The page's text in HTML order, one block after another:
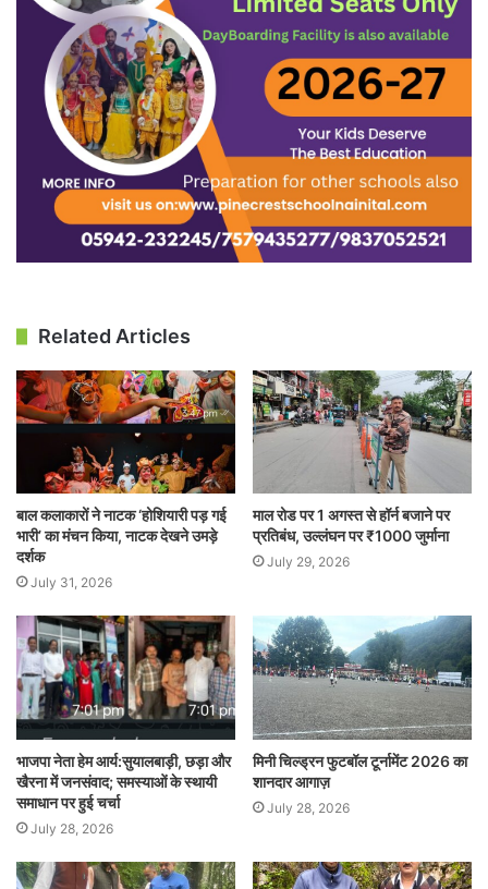
Related Articles
बाल कलाकारों ने नाटक ‘होशियारी पड़ गई
भारी’ का मंचन किया, नाटक देखने उमड़े
दर्शक
July 31, 2026
माल रोड पर 1 अगस्त से हॉर्न बजाने पर
प्रतिबंध, उल्लंघन पर ₹1000 जुर्माना
July 29, 2026
भाजपा नेता हेम आर्य:सुयालबाड़ी, छड़ा और
खैरना में जनसंवाद; समस्याओं के स्थायी
समाधान पर हुई चर्चा
July 28, 2026
मिनी चिल्ड्रन फुटबॉल टूर्नामेंट 2026 का
शानदार आगाज़
July 28, 2026